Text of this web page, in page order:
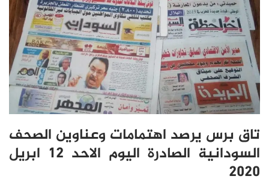
تاق برس يرصد اهتمامات وعناوين الصحف
السودانية الصادرة اليوم الاحد 12 ابريل
2020